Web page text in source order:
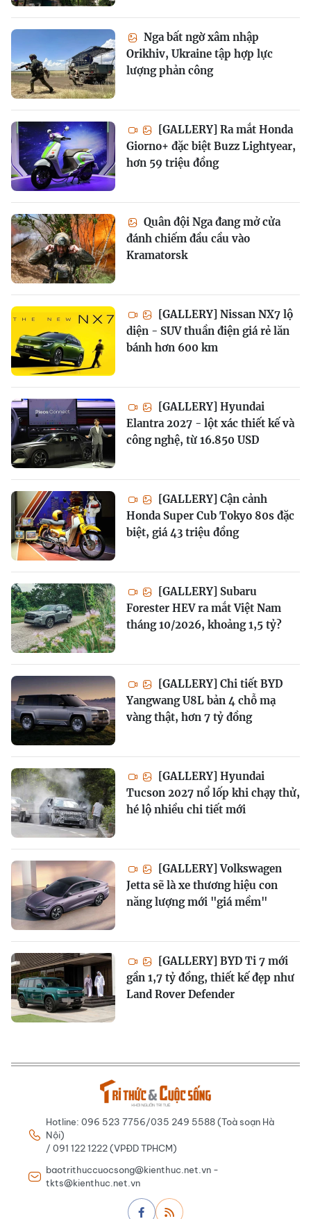
Nga bất ngờ xâm nhập
Orikhiv, Ukraine tập hợp lực
lượng phản công
[GALLERY] Ra mắt Honda
Giorno+ đặc biệt Buzz Lightyear,
hơn 59 triệu đồng
Quân đội Nga đang mở cửa
đánh chiếm đầu cầu vào
Kramatorsk
[GALLERY] Nissan NX7 lộ
diện - SUV thuần điện giá rẻ lăn
bánh hơn 600 km
[GALLERY] Hyundai
Elantra 2027 - lột xác thiết kế và
công nghệ, từ 16.850 USD
[GALLERY] Cận cảnh
Honda Super Cub Tokyo 80s đặc
biệt, giá 43 triệu đồng
[GALLERY] Subaru
Forester HEV ra mắt Việt Nam
tháng 10/2026, khoảng 1,5 tỷ?
[GALLERY] Chi tiết BYD
Yangwang U8L bản 4 chỗ mạ
vàng thật, hơn 7 tỷ đồng
[GALLERY] Hyundai
Tucson 2027 nổ lốp khi chạy thử,
hé lộ nhiều chi tiết mới
[GALLERY] Volkswagen
Jetta sẽ là xe thương hiệu con
năng lượng mới "giá mềm"
[GALLERY] BYD Ti 7 mới
gần 1,7 tỷ đồng, thiết kế đẹp như
Land Rover Defender
Hotline: 096 523 7756/035 249 5588 (Toà soạn Hà
Nội)
/ 091 122 1222 (VPĐD TPHCM)
baotrithuccuocsong@kienthuc.net.vn -
tkts@kienthuc.net.vn